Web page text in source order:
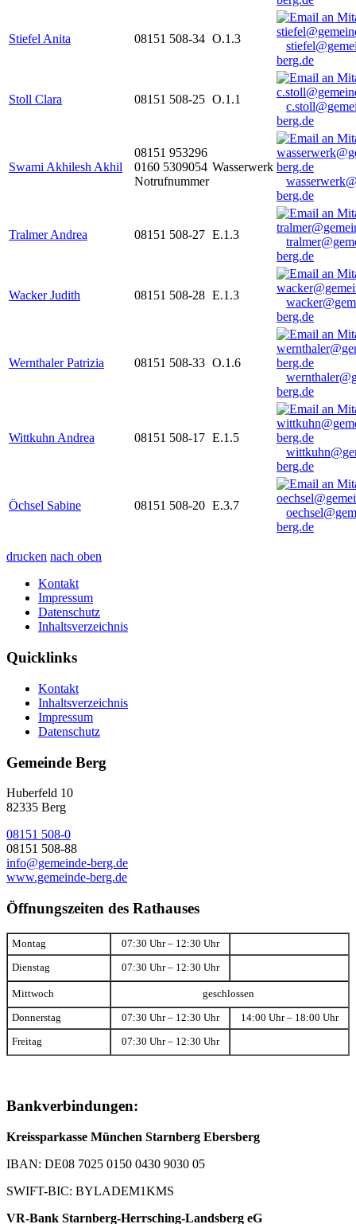
Stiefel Anita 08151 508-34 O.1.3
berg.de
Stoll Clara 08151 508-25 O.1.1
berg.de
Swami Akhilesh Akhil
08151 953296
0160 5309054
Notrufnummer
Wasserwerk
berg.de
Tralmer Andrea 08151 508-27 E.1.3
berg.de
Wacker Judith 08151 508-28 E.1.3
berg.de
Wernthaler Patrizia 08151 508-33 O.1.6
berg.de
Wittkuhn Andrea 08151 508-17 E.1.5
berg.de
Öchsel Sabine 08151 508-20 E.3.7
berg.de
drucken nach oben
Kontakt
Impressum
Datenschutz
Inhaltsverzeichnis
Quicklinks
Kontakt
Inhaltsverzeichnis
Impressum
Datenschutz
Gemeinde Berg
Huberfeld 10
82335 Berg
08151 508-0
08151 508-88
info@gemeinde-berg.de
www.gemeinde-berg.de
Öffnungszeiten des Rathauses
Montag 07:30 Uhr – 12:30 Uhr
Dienstag 07:30 Uhr – 12:30 Uhr
Mittwoch geschlossen
Donnerstag 07:30 Uhr – 12:30 Uhr 14:00 Uhr – 18:00 Uhr
Freitag 07:30 Uhr – 12:30 Uhr
Bankverbindungen:
Kreissparkasse München Starnberg Ebersberg
IBAN: DE08 7025 0150 0430 9030 05
SWIFT-BIC: BYLADEM1KMS
VR-Bank Starnberg-Herrsching-Landsberg eG